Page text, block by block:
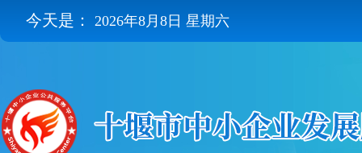
今天是： 2026年8月8日 星期六